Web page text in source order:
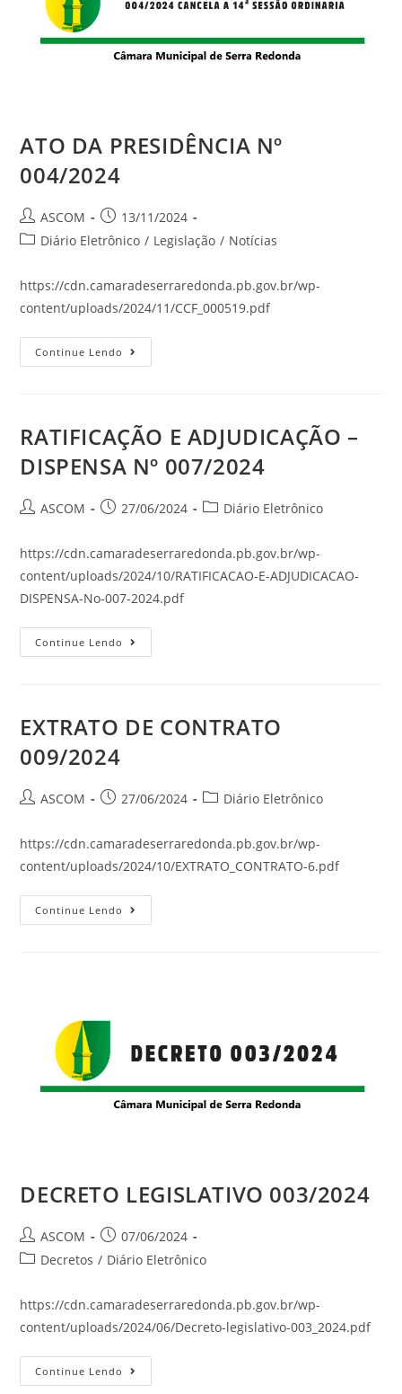
ATO DA PRESIDÊNCIA Nº
004/2024
ASCOM
13/11/2024
Diário Eletrônico / Legislação / Notícias
https://cdn.camaradeserraredonda.pb.gov.br/wp-
content/uploads/2024/11/CCF_000519.pdf
Continue Lendo
RATIFICAÇÃO E ADJUDICAÇÃO –
DISPENSA Nº 007/2024
ASCOM 27/06/2024 Diário Eletrônico
https://cdn.camaradeserraredonda.pb.gov.br/wp-
content/uploads/2024/10/RATIFICACAO-E-ADJUDICACAO-
DISPENSA-No-007-2024.pdf
Continue Lendo
EXTRATO DE CONTRATO
009/2024
ASCOM 27/06/2024 Diário Eletrônico
https://cdn.camaradeserraredonda.pb.gov.br/wp-
content/uploads/2024/10/EXTRATO_CONTRATO-6.pdf
Continue Lendo
DECRETO LEGISLATIVO 003/2024
ASCOM
07/06/2024
Decretos / Diário Eletrônico
https://cdn.camaradeserraredonda.pb.gov.br/wp-
content/uploads/2024/06/Decreto-legislativo-003_2024.pdf
Continue Lendo